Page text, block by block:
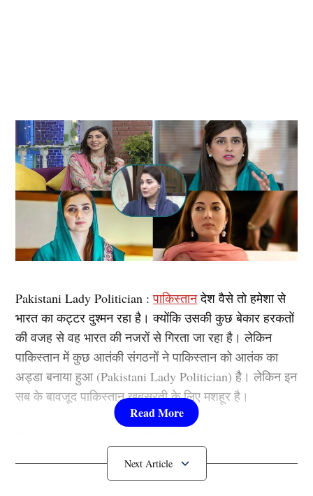
Pakistani Lady Politician :पाकिस्तानदेश वैसे तो हमेशा से
भारत का कट्टर दुश्मन रहा है। क्योंकि उसकी कुछ बेकार हरकतों
की वजह से वह भारत की नजरों से गिरता जा रहा है। लेकिन
पाकिस्तान में कुछ आतंकी संगठनों ने पाकिस्तान को आतंक का
अड्डा बनाया हुआ (Pakistani Lady Politician) है। लेकिन इन
सब के बावजूद पाकिस्तान खूबसूरती के लिए मशहूर है।
पाकिस्तान की पांच सबसे सुंदर महिला राजनेता